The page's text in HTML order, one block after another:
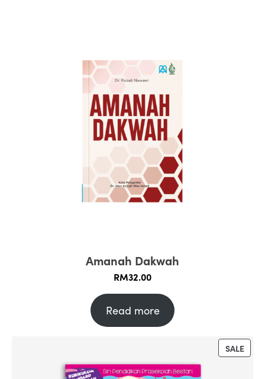
Amanah Dakwah
RM32.00
Read more
SALE
ON